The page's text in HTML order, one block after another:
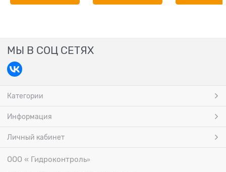
МЫ В СОЦ СЕТЯХ
Категории
Информация
Личный кабинет
ООО « Гидроконтроль»